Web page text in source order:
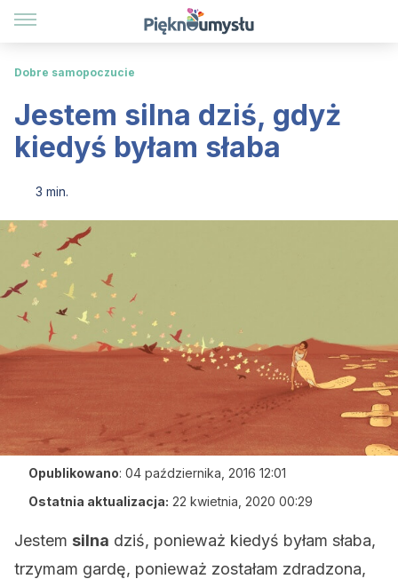
Dobre samopoczucie
Jestem silna dziś, gdyż
kiedyś byłam słaba
3 min.
Opublikowano: 04 października, 2016 12:01
Ostatnia aktualizacja: 22 kwietnia, 2020 00:29
Jestem silna dziś, ponieważ kiedyś byłam słaba,
trzymam gardę, ponieważ zostałam zdradzona,